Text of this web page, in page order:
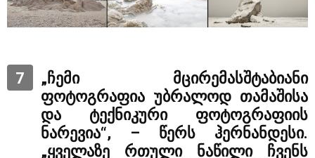
7
„ჩემი მცირემასშტაბიანი
ფოტოგრაფია უბრალოდ თამაშისა
და ტექნიკური ფოტოგრაფიის
ნარევია“, – წერს ჰერნანდესი.
„ყველაზე რთული ნაწილი ჩვენს